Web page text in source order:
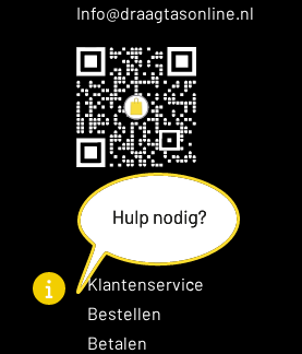
Info@draagtasonline.nl
Klantenservice
Bestellen
Betalen